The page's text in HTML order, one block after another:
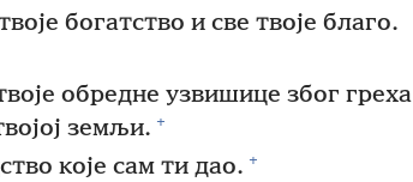
богатство и све твоје благо.
обредне узвишице због греха
земљи. +
које сам ти дао. +